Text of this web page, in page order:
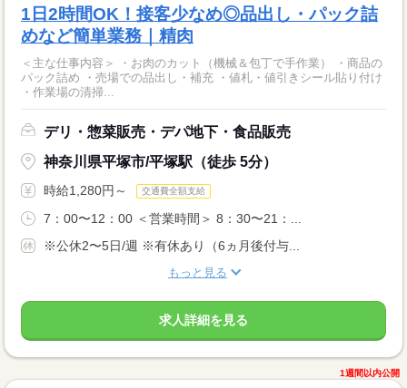
1日2時間OK！接客少なめ◎品出し・パック詰
めなど簡単業務｜精肉
＜主な仕事内容＞ ・お肉のカット（機械＆包丁で手作業） ・商品の
パック詰め ・売場での品出し・補充 ・値札・値引きシール貼り付け
・作業場の清掃...
デリ・惣菜販売・デパ地下・食品販売
神奈川県平塚市/平塚駅（徒歩 5分）
時給1,280円～ 交通費全額支給
7：00〜12：00 ＜営業時間＞ 8：30〜21：...
※公休2〜5日/週 ※有休あり（6ヵ月後付与...
もっと見る
求人詳細を見る
1週間以内公開